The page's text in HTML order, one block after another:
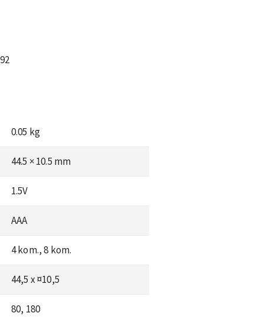
0.05 kg
44.5 × 10.5 mm
1.5V
AAA
4 kom., 8 kom.
44,5 x ¤10,5
80, 180